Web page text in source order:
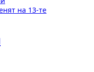
на 13-те